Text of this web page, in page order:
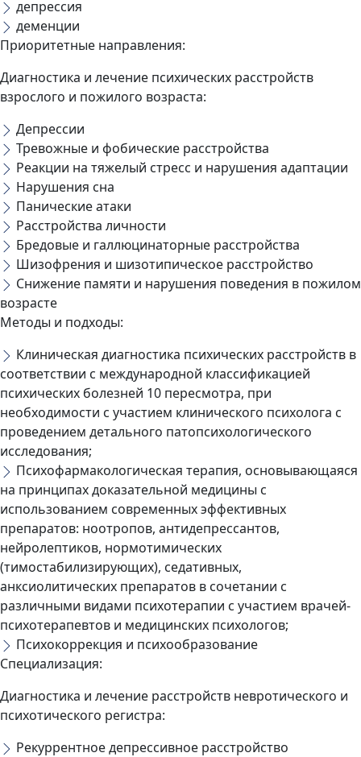
депрессия
деменции
Приоритетные направления:
Диагностика и лечение психических расстройств
взрослого и пожилого возраста:
Депрессии
Тревожные и фобические расстройства
Реакции на тяжелый стресс и нарушения адаптации
Нарушения сна
Панические атаки
Расстройства личности
Бредовые и галлюцинаторные расстройства
Шизофрения и шизотипическое расстройство
Снижение памяти и нарушения поведения в пожилом
возрасте
Методы и подходы:
Клиническая диагностика психических расстройств в
соответствии с международной классификацией
психических болезней 10 пересмотра, при
необходимости с участием клинического психолога с
проведением детального патопсихологического
исследования;
Психофармакологическая терапия, основывающаяся
на принципах доказательной медицины с
использованием современных эффективных
препаратов: ноотропов, антидепрессантов,
нейролептиков, нормотимических
(тимостабилизирующих), седативных,
анксиолитических препаратов в сочетании с
различными видами психотерапии с участием врачей-
психотерапевтов и медицинских психологов;
Психокоррекция и психообразование
Специализация:
Диагностика и лечение расстройств невротического и
психотического регистра:
Рекуррентное депрессивное расстройство